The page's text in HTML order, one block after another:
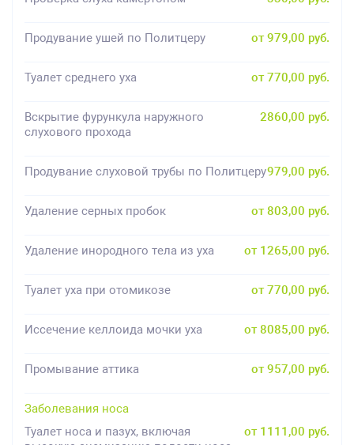
Продувание ушей по Политцеру от 979,00 руб.
Туалет среднего уха от 770,00 руб.
Вскрытие фурункула наружного
слухового прохода
2860,00 руб.
Продувание слуховой трубы по Политцеру979,00 руб.
Удаление серных пробок от 803,00 руб.
Удаление инородного тела из уха от 1265,00 руб.
Туалет уха при отомикозе от 770,00 руб.
Иссечение келлоида мочки уха от 8085,00 руб.
Промывание аттика от 957,00 руб.
Заболевания носа
Туалет носа и пазух, включая
от 1111,00 руб.